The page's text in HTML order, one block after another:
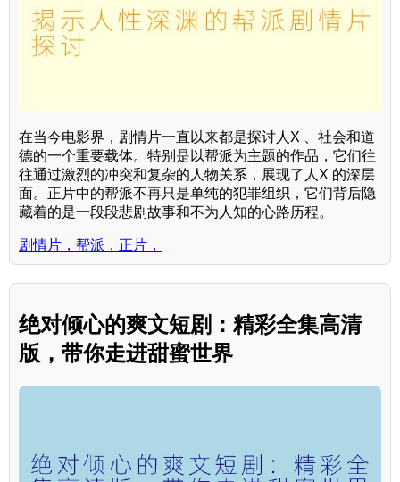
在当今电影界，剧情片一直以来都是探讨人X 、社会和道
德的一个重要载体。特别是以帮派为主题的作品，它们往
往通过激烈的冲突和复杂的人物关系，展现了人X 的深层
面。正片中的帮派不再只是单纯的犯罪组织，它们背后隐
藏着的是一段段悲剧故事和不为人知的心路历程。
剧情片，帮派，正片，
绝对倾心的爽文短剧：精彩全集高清
版，带你走进甜蜜世界